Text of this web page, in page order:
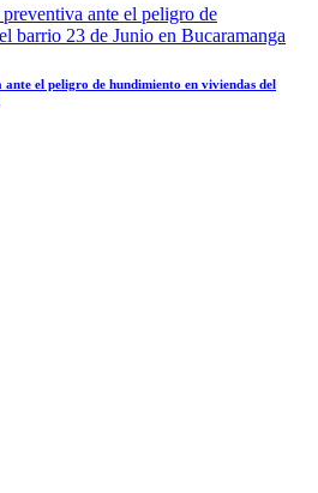
el peligro de hundimiento en viviendas del